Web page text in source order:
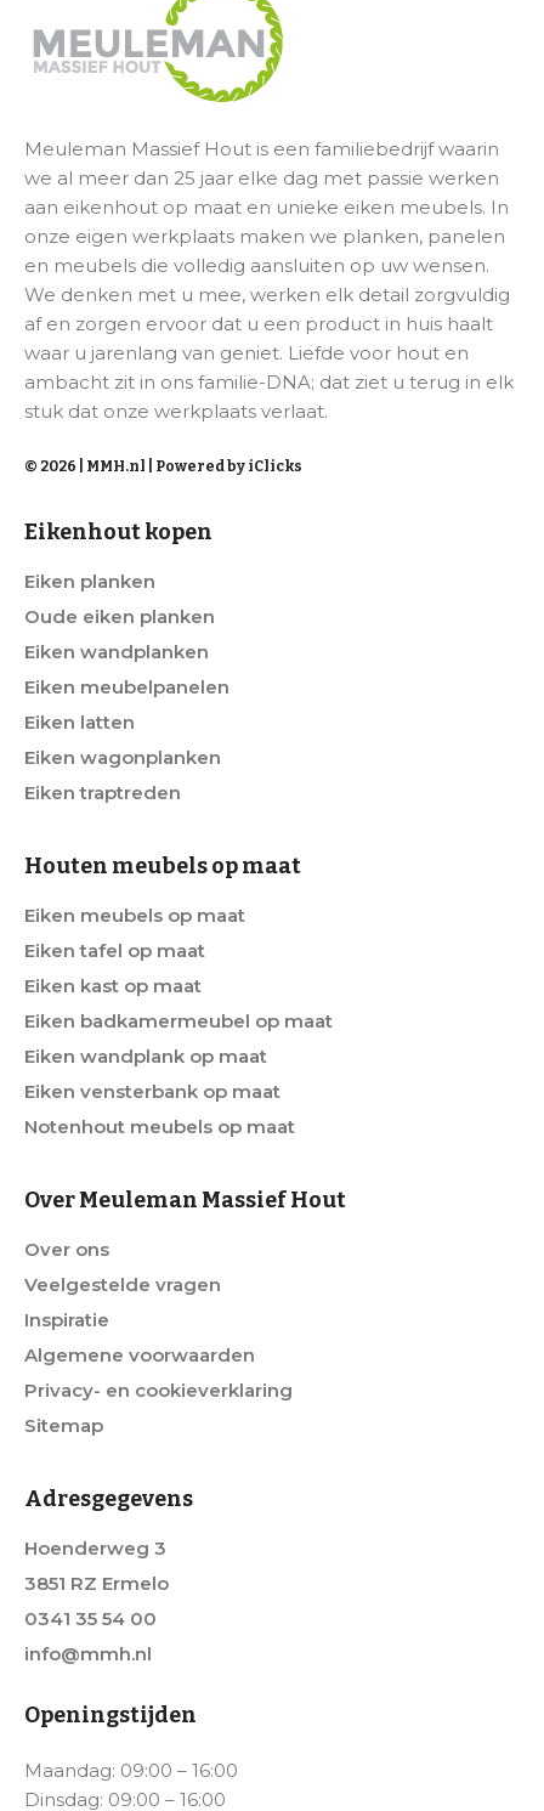
Meuleman Massief Hout is een familiebedrijf waarin
we al meer dan 25 jaar elke dag met passie werken
aan eikenhout op maat en unieke eiken meubels. In
onze eigen werkplaats maken we planken, panelen
en meubels die volledig aansluiten op uw wensen.
We denken met u mee, werken elk detail zorgvuldig
af en zorgen ervoor dat u een product in huis haalt
waar u jarenlang van geniet. Liefde voor hout en
ambacht zit in ons familie-DNA; dat ziet u terug in elk
stuk dat onze werkplaats verlaat.
© 2026 | MMH.nl | Powered by iClicks
Eikenhout kopen
Eiken planken
Oude eiken planken
Eiken wandplanken
Eiken meubelpanelen
Eiken latten
Eiken wagonplanken
Eiken traptreden
Houten meubels op maat
Eiken meubels op maat
Eiken tafel op maat
Eiken kast op maat
Eiken badkamermeubel op maat
Eiken wandplank op maat
Eiken vensterbank op maat
Notenhout meubels op maat
Over Meuleman Massief Hout
Over ons
Veelgestelde vragen
Inspiratie
Algemene voorwaarden
Privacy- en cookieverklaring
Sitemap
Adresgegevens
Hoenderweg 3
3851 RZ Ermelo
0341 35 54 00
info@mmh.nl
Openingstijden
Maandag: 09:00 – 16:00
Dinsdag: 09:00 – 16:00